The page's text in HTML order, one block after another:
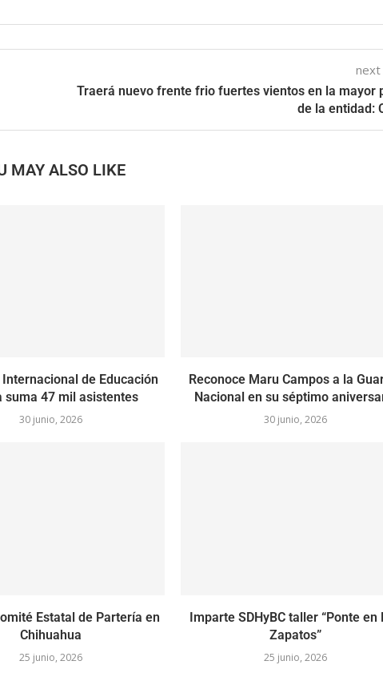
Traerá nuevo frente frio fuertes vientos en la mayor
de la entidad:
MAY ALSO LIKE
de Educación
suma 47 mil asistentes
30 junio, 2026
Reconoce Maru Campos a la
Nacional en su séptimo
30 junio, 2026
Estatal de Partería en
Chihuahua
25 junio, 2026
Imparte SDHyBC taller “Ponte en
Zapatos”
25 junio, 2026